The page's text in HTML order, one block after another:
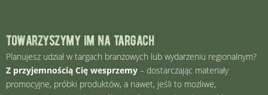
towarzyszymy im na targach
Planujesz udział w targach branżowych lub wydarzeniu regionalnym?
Z przyjemnością Cię wesprzemy – dostarczając materiały
promocyjne, próbki produktów, a nawet, jeśli to możliwe,